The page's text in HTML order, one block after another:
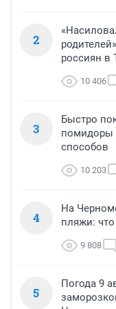
2
россиян в
10 406
3
Быстро
помидоры
способов
10 203
4
На
пляжи:
9 808
5
Погода 9